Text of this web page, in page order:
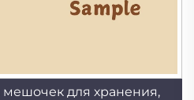
для хранения,